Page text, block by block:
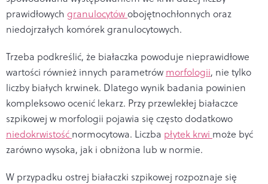
prawidłowych granulocytówobojętnochłonnych oraz
niedojrzałych komórek granulocytowych.
Trzeba podkreślić, że białaczka powoduje nieprawidłowe
wartości również innych parametrów morfologii, nie tylko
liczby białych krwinek. Dlatego wynik badania powinien
kompleksowo ocenić lekarz. Przy przewlekłej białaczce
szpikowej w morfologii pojawia się często dodatkowo
niedokrwistość normocytowa. Liczba płytek krwi może być
zarówno wysoka, jak i obniżona lub w normie.
W przypadku ostrej białaczki szpikowej rozpoznaje się